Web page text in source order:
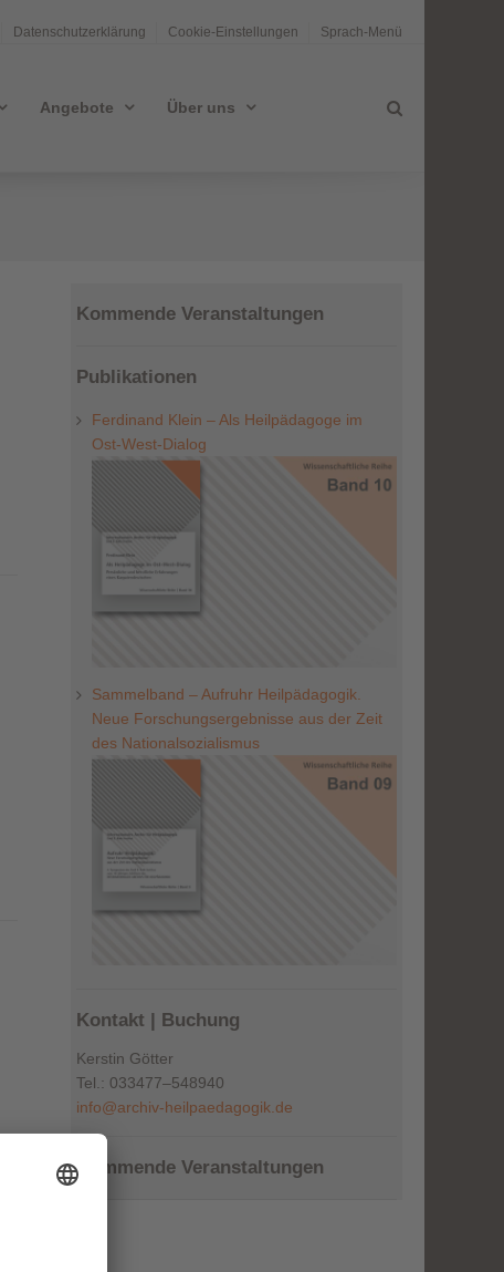
Datenschutzerklärung Cookie-Einstellungen Sprach-Menü
Angebote Über uns
Kommende Veranstaltungen
Publikationen
Ferdinand Klein – Als Heilpädagoge im
Ost-West-Dialog
Sammelband – Aufruhr Heilpädagogik.
Neue Forschungsergebnisse aus der Zeit
des Nationalsozialismus
Kontakt | Buchung
Kerstin Götter
Tel.: 033477–548940
info@archiv-heilpaedagogik.de
Kommende Veranstaltungen